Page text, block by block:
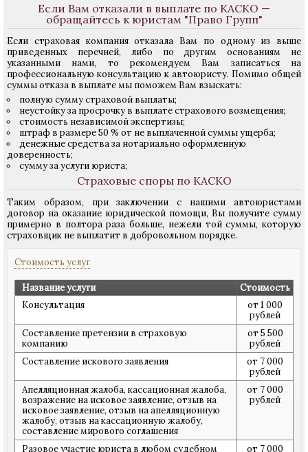
Если Вам отказали в выплате по КАСКО —
обращайтесь к юристам "Право Групп"
Если страховая компания отказала Вам по одному из выше
приведенных перечней, либо по другим основаниям не
указанными нами, то рекомендуем Вам записаться на
профессиональную консультацию к автоюристу. Помимо общей
суммы отказа в выплате мы поможем Вам взыскать:
полную сумму страховой выплаты;
неустойку за просрочку в выплате страхового возмещения;
стоимость независимой экспертизы;
штраф в размере 50 % от не выплаченной суммы ущерба;
денежные средства за нотариально оформленную
доверенность;
сумму за услуги юриста;
Страховые споры по КАСКО
Таким образом, при заключении с нашими автоюристами
договор на оказание юридической помощи, Вы получите сумму
примерно в полтора раза больше, нежели той суммы, которую
страховщик не выплатит в добровольном порядке.
Стоимость услуг
Название услуги
Стоимость
Консультация
от 1 000
рублей
Составление претензии в страховую
компанию
от 5 500
рублей
Составление искового заявления
от 7 000
рублей
Апелляционная жалоба, кассационная жалоба,
возражение на исковое заявление, отзыв на
исковое заявление, отзыв на апелляционную
жалобу, отзыв на кассационную жалобу,
составление мирового соглашения
от 7 000
рублей
Разовое участие юриста в любом судебном от 7 000